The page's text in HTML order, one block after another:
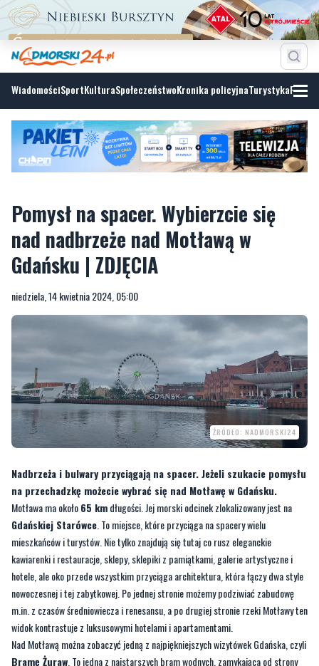
WiadomościSportKulturaSpołeczeństwoKronika policyjnaTurystyka
Pomysł na spacer. Wybierzcie się
nad nadbrzeże nad Motławą w
Gdańsku | ZDJĘCIA
niedziela, 14 kwietnia 2024, 05:00
ŹRÓDŁO: NADMORSKI24
Nadbrzeża i bulwary przyciągają na spacer. Jeżeli szukacie pomysłu
na przechadzkę możecie wybrać się nad Motławę w Gdańsku.
Motława ma około65 kmdługości. Jej morski odcinek zlokalizowany jest na
Gdańskiej Starówce . To miejsce, które przyciąga na spacery wielu
mieszkańców i turystów. Nie tylko znajdują się tutaj co rusz eleganckie
kawiarenki i restauracje, sklepy, sklepiki z pamiątkami, galerie artystyczne i
hotele, ale oko przede wszystkim przyciąga architektura, która łączy dwa style
nowoczesnej i tej zabytkowej. Po jednej stronie możemy podziwiać zabudowę
m.in. z czasów średniowiecza i renesansu, a po drugiej stronie rzeki Motławy ten
widok kontrastuje z luksusowymi hotelami i apartamentami.
Nad Motławą można zobaczyć jedną z najpiękniejszych wizytówek Gdańska, czyli
Bramę Żuraw . To jedna z najstarszych bram wodnych, zamykająca od strony